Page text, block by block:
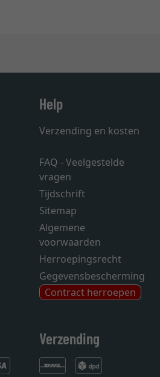
Help
Verzending en kosten
FAQ - Veelgestelde
vragen
Tijdschrift
Sitemap
Algemene
voorwaarden
Herroepingsrecht
Gegevensbescherming
Contract herroepen
Verzending